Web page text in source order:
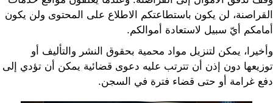
القراصنة، لن يكون باستطاعتكم الاطلاع على المحتوى ولن يكون
أمامكم أيّ سبيل لاستعادة أموالكم.
وأخيرا، يمكن لتنزيل مواد محمية بحقوق النشر والتأليف أو
توزيعها دون إذن أن تترتب عليه دعوى قضائية يمكن أن تؤدي إلى
دفع غرامة أو حتى قضاء فترة في السجن.